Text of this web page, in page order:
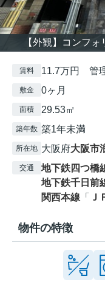
【外観】コンフ
賃料 11.7万円 管
敷金 0ヶ月
面積 29.53㎡
築年数 築1年未満
所在地 大阪府大阪市
交通 地下鉄四つ橋
地下鉄千日前
関西本線 「 Ｊ
物件の特徴